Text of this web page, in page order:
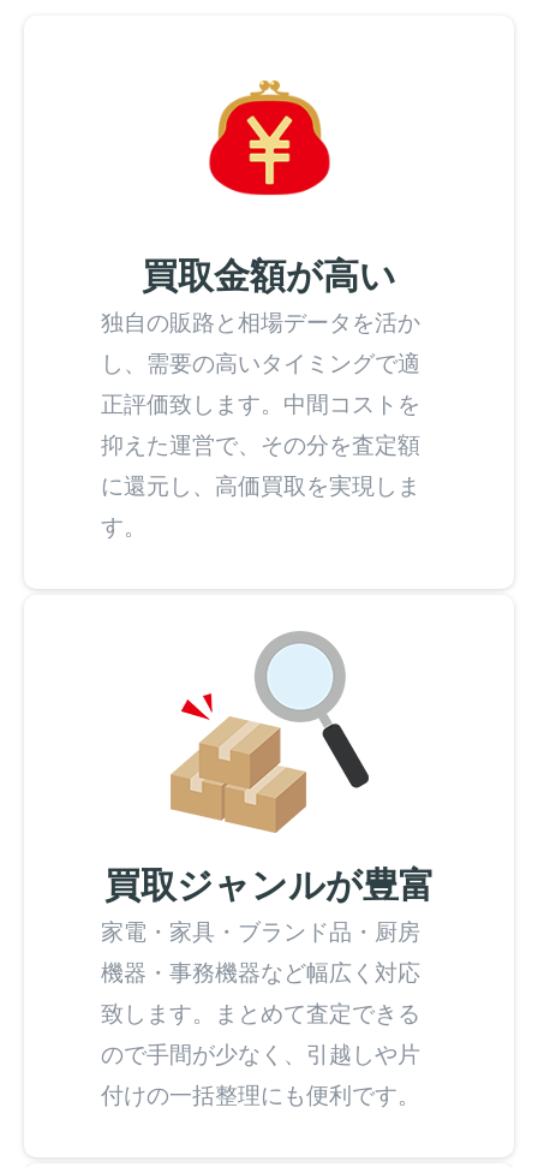
買取金額が高い
独自の販路と相場データを活か
し、需要の高いタイミングで適
正評価致します。中間コストを
抑えた運営で、その分を査定額
に還元し、高価買取を実現しま
す。
買取ジャンルが豊富
家電・家具・ブランド品・厨房
機器・事務機器など幅広く対応
致します。まとめて査定できる
ので手間が少なく、引越しや片
付けの一括整理にも便利です。